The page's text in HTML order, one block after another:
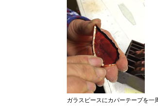
ガラスピースにカパーテープを一